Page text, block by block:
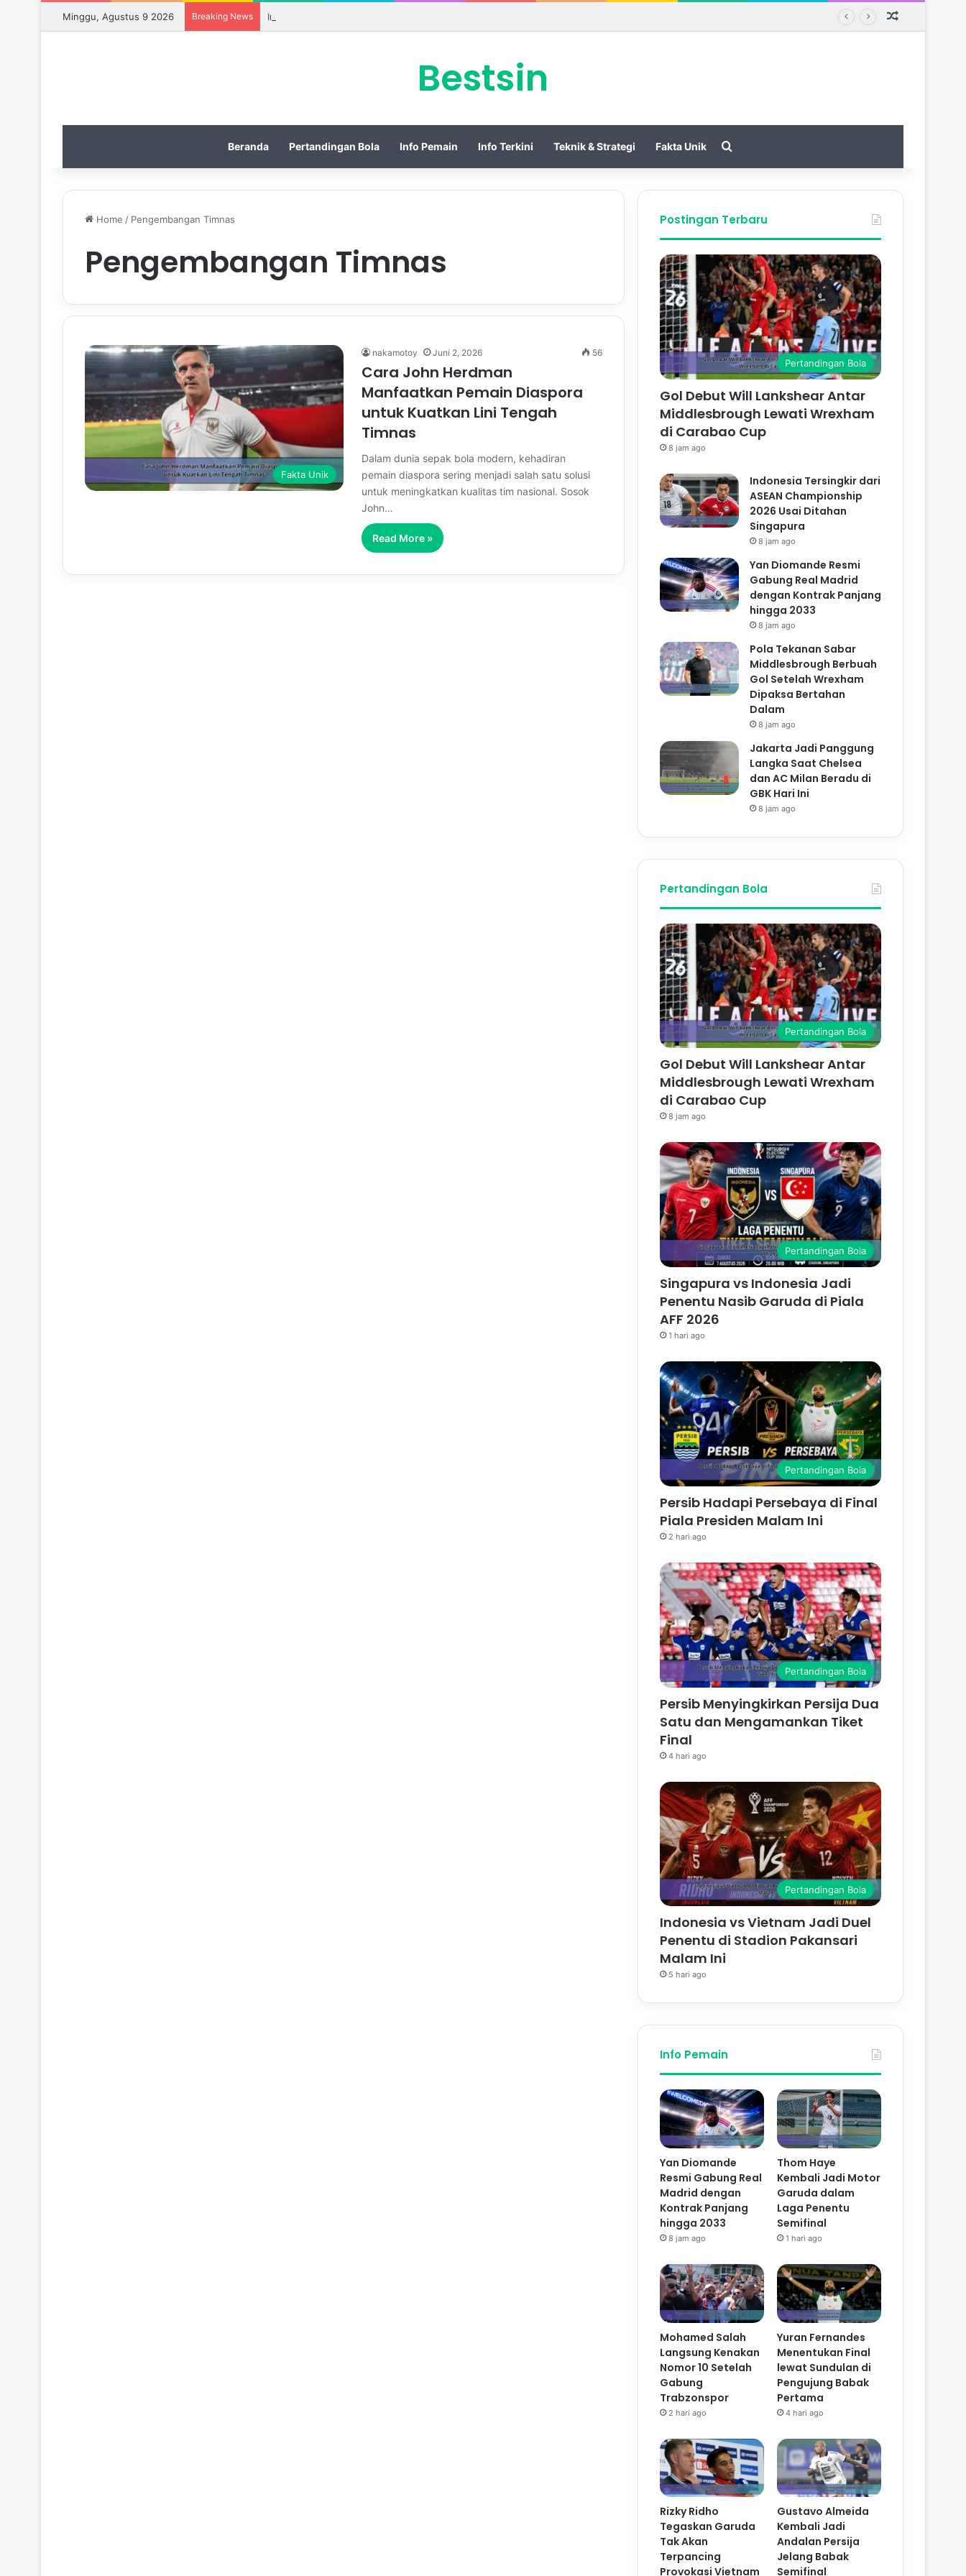
Minggu, Agustus 9 2026 Breaking News Indonesia Tersingkir dari ASEAN Championship 2026 Usai Ditahan Singapura
Bestsin
Beranda Pertandingan Bola Info Pemain Info Terkini Teknik & Strategi Fakta Unik
Home / Pengembangan Timnas
Pengembangan Timnas
Fakta Unik
nakamotoy Juni 2, 2026 56
Cara John Herdman
Manfaatkan Pemain Diaspora
untuk Kuatkan Lini Tengah
Timnas
Dalam dunia sepak bola modern, kehadiran
pemain diaspora sering menjadi salah satu solusi
untuk meningkatkan kualitas tim nasional. Sosok
John…
Read More »
Postingan Terbaru
Pertandingan Bola
Gol Debut Will Lankshear Antar
Middlesbrough Lewati Wrexham
di Carabao Cup
8 jam ago
Indonesia Tersingkir dari
ASEAN Championship
2026 Usai Ditahan
Singapura
8 jam ago
Yan Diomande Resmi
Gabung Real Madrid
dengan Kontrak Panjang
hingga 2033
8 jam ago
Pola Tekanan Sabar
Middlesbrough Berbuah
Gol Setelah Wrexham
Dipaksa Bertahan
Dalam
8 jam ago
Jakarta Jadi Panggung
Langka Saat Chelsea
dan AC Milan Beradu di
GBK Hari Ini
8 jam ago
Pertandingan Bola
Pertandingan Bola
Gol Debut Will Lankshear Antar
Middlesbrough Lewati Wrexham
di Carabao Cup
8 jam ago
Pertandingan Bola
Singapura vs Indonesia Jadi
Penentu Nasib Garuda di Piala
AFF 2026
1 hari ago
Pertandingan Bola
Persib Hadapi Persebaya di Final
Piala Presiden Malam Ini
2 hari ago
Pertandingan Bola
Persib Menyingkirkan Persija Dua
Satu dan Mengamankan Tiket
Final
4 hari ago
Pertandingan Bola
Indonesia vs Vietnam Jadi Duel
Penentu di Stadion Pakansari
Malam Ini
5 hari ago
Info Pemain
Yan Diomande
Resmi Gabung Real
Madrid dengan
Kontrak Panjang
hingga 2033
8 jam ago
Thom Haye
Kembali Jadi Motor
Garuda dalam
Laga Penentu
Semifinal
1 hari ago
Mohamed Salah
Langsung Kenakan
Nomor 10 Setelah
Gabung
Trabzonspor
2 hari ago
Yuran Fernandes
Menentukan Final
lewat Sundulan di
Pengujung Babak
Pertama
4 hari ago
Rizky Ridho
Tegaskan Garuda
Tak Akan
Terpancing
Provokasi Vietnam
Gustavo Almeida
Kembali Jadi
Andalan Persija
Jelang Babak
Semifinal